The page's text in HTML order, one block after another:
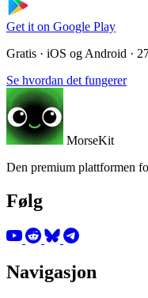
Get it on Google Play
Gratis · iOS og Android ·
Se hvordan det fungerer
MorseKit
Den premium plattformen
Følg
Navigasjon